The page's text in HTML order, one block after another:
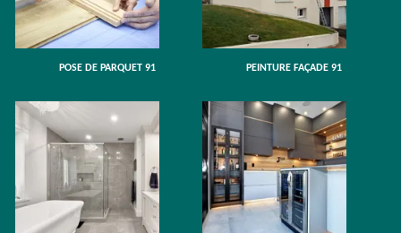
POSE DE PARQUET 91 PEINTURE FAÇADE 91